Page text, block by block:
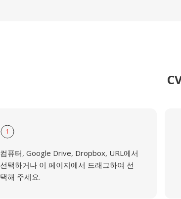
1
컴퓨터, Google Drive, Dropbox, URL에서
선택하거나 이 페이지에서 드래그하여 선
택해 주세요.